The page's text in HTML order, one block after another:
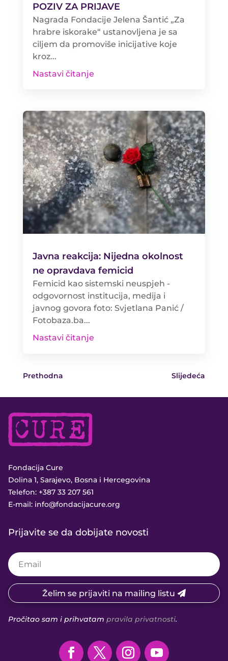
POZIV ZA PRIJAVE
Nagrada Fondacije Jelena Šantić „Za
hrabre iskorake“ ustanovljena je sa
ciljem da promoviše inicijative koje
kroz...
Nastavi čitanje
Javna reakcija: Nijedna okolnost
ne opravdava femicid
Femicid kao sistemski neuspjeh -
odgovornost institucija, medija i
javnog govora foto: Svjetlana Panić /
Fotobaza.ba...
Nastavi čitanje
Prethodna Slijedeća
Fondacija Cure
Dolina 1, Sarajevo, Bosna i Hercegovina
Telefon: +387 33 207 561
E-mail: info@fondacijacure.org
Prijavite se da dobijate novosti
Želim se prijaviti na mailing listu
Pročitao sam i prihvatam pravila privatnosti.